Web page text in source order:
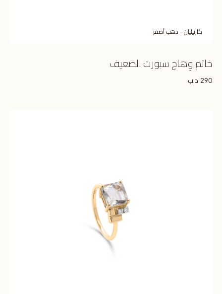
كارنيليان - ذهب أصفر
خاتم وِهاج سبورت الضعيف
290 د.ب